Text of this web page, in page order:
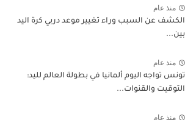
منذ عام
الكشف عن السبب وراء تغيير موعد دربي كرة اليد
بين...
منذ عام
تونس تواجه اليوم ألمانيا في بطولة العالم لليد:
التوقيت والقنوات...
منذ عام